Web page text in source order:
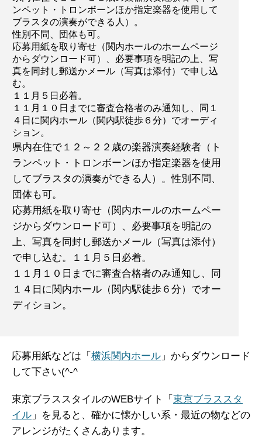
ンペット・トロンボーンほか指定楽器を使用して
ブラスタの演奏ができる人）。
性別不問、団体も可。
応募用紙を取り寄せ（関内ホールのホームページ
からダウンロード可）、必要事項を明記の上、写
真を同封し郵送かメール（写真は添付）で申し込
む。
１１月５日必着。
１１月１０日までに審査合格者のみ通知し、同１
４日に関内ホール（関内駅徒歩６分）でオーディ
ション。
県内在住で１２～２２歳の楽器演奏経験者（ト
ランペット・トロンボーンほか指定楽器を使用
してブラスタの演奏ができる人）。性別不問、
団体も可。
応募用紙を取り寄せ（関内ホールのホームペー
ジからダウンロード可）、必要事項を明記の
上、写真を同封し郵送かメール（写真は添付）
で申し込む。１１月５日必着。
１１月１０日までに審査合格者のみ通知し、同
１４日に関内ホール（関内駅徒歩６分）でオー
ディション。
応募用紙などは「 横浜関内ホール 」からダウンロード
して下さい(^-^
東京ブラススタイルのWEBサイト「 東京ブラススタ
イル 」を見ると、確かに懐かしい系・最近の物などの
アレンジがたくさんあります。